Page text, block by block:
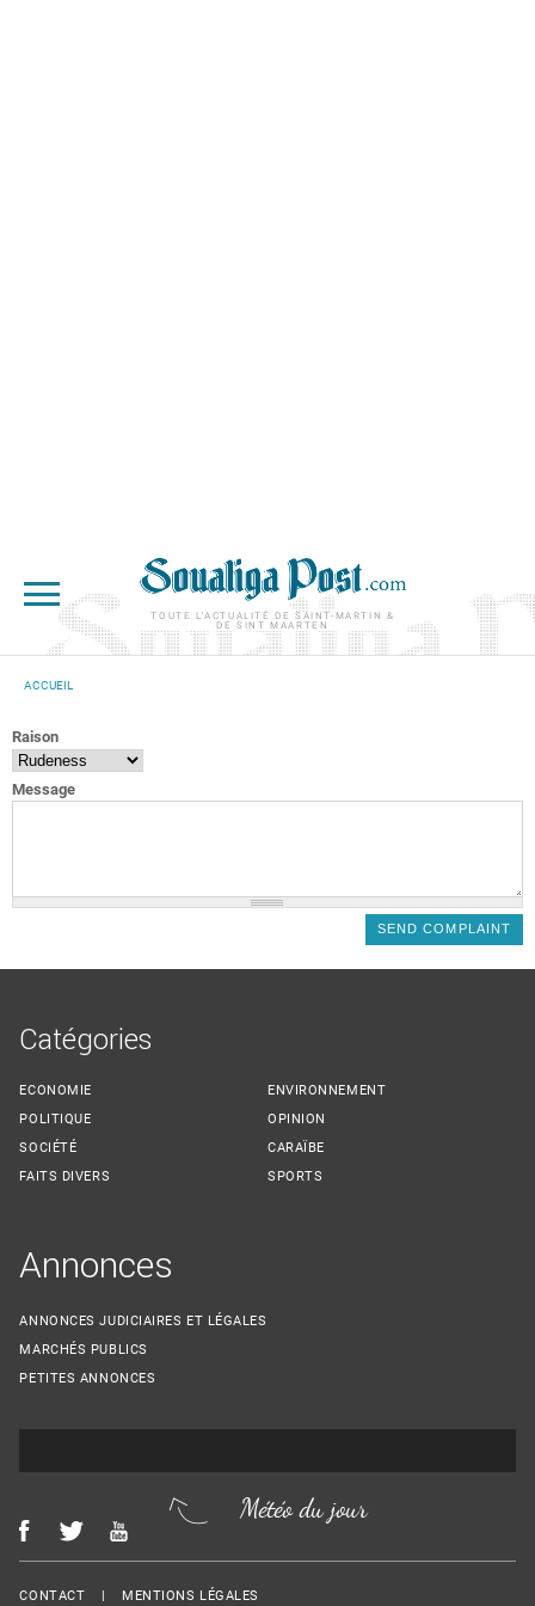
TOUTE L'ACTUALITÉ DE SAINT-MARTIN &
DE SINT MAARTEN
ACCUEIL
Raison
Message
Catégories
ECONOMIE
POLITIQUE
SOCIÉTÉ
FAITS DIVERS
ENVIRONNEMENT
OPINION
CARAÏBE
SPORTS
Annonces
ANNONCES JUDICIAIRES ET LÉGALES
MARCHÉS PUBLICS
PETITES ANNONCES
Météo du jour
Menu Footer
CONTACT MENTIONS LÉGALES